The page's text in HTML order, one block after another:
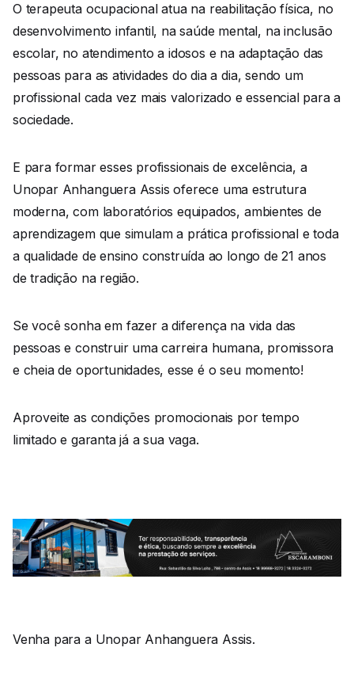
O terapeuta ocupacional atua na reabilitação física, no
desenvolvimento infantil, na saúde mental, na inclusão
escolar, no atendimento a idosos e na adaptação das
pessoas para as atividades do dia a dia, sendo um
profissional cada vez mais valorizado e essencial para a
sociedade.
E para formar esses profissionais de excelência, a
Unopar Anhanguera Assis oferece uma estrutura
moderna, com laboratórios equipados, ambientes de
aprendizagem que simulam a prática profissional e toda
a qualidade de ensino construída ao longo de 21 anos
de tradição na região.
Se você sonha em fazer a diferença na vida das
pessoas e construir uma carreira humana, promissora
e cheia de oportunidades, esse é o seu momento!
Aproveite as condições promocionais por tempo
limitado e garanta já a sua vaga.
Venha para a Unopar Anhanguera Assis.